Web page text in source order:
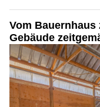
Vom
Gebäude